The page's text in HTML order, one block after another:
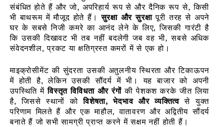
संबंधित होते हैं और जो, अपरिहार्य रूप से और दैनिक रूप से, किसी
भी बाथरूम में मौजूद होते हैं।सुरक्षा और सुरक्षापूरी तरह से अपने
घर के सबसे निजी कमरे का आनंद लेने के लिए, जिसकी गारंटी है
कि उसकी दिखावट भी तब नहीं बदलेगी जब वह भी, सबसे अधिक
संवेदनशील, प्रकट या क्षतिग्रस्त कमरों में से एक हो।
माइक्रोसीमेंट की सुंदरता उसकी अतुलनीय स्थिरता और टिकाऊपन
में होती है, लेकिन उसकी सौंदर्य में भी। यह बाजार को अपनी
उपस्थिति मेंविस्तृत विविधता और रंगोंकी पेशकश करके जीत लिया
है, जिससे स्थानों कोविशेषता, भेदभाव और व्यक्तित्वसे युक्त
परिणाम मिलते हैं और एक माहौल, वातावरण और अद्वितीय सौंदर्य
बनाते हैं जो सभी सामग्री प्राप्त करने में सक्षम नहीं होती हैं।